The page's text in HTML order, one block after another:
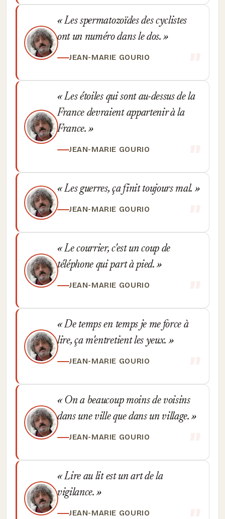
Les spermatozoïdes des cyclistes
ont un numéro dans le dos.
JEAN-MARIE GOURIO
Les étoiles qui sont au-dessus de la
France devraient appartenir à la
France.
JEAN-MARIE GOURIO
Les guerres, ça finit toujours mal.
JEAN-MARIE GOURIO
Le courrier, c'est un coup de
téléphone qui part à pied.
JEAN-MARIE GOURIO
De temps en temps je me force à
lire, ça m'entretient les yeux.
JEAN-MARIE GOURIO
On a beaucoup moins de voisins
dans une ville que dans un village.
JEAN-MARIE GOURIO
Lire au lit est un art de la
vigilance.
JEAN-MARIE GOURIO